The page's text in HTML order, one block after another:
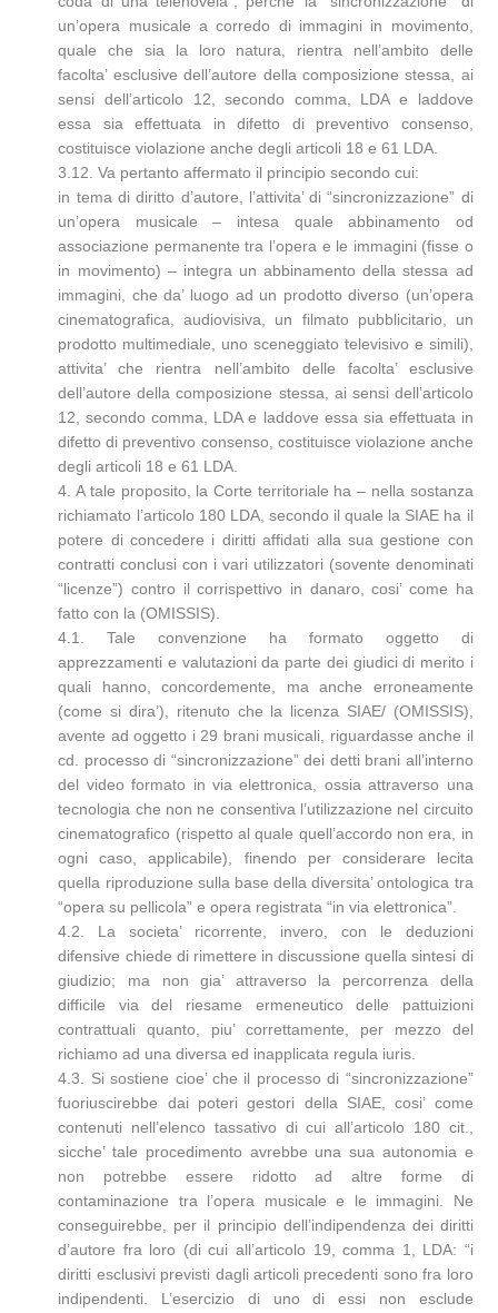
un’opera musicale a corredo di immagini in movimento,
quale che sia la loro natura, rientra nell’ambito delle
facolta’ esclusive dell’autore della composizione stessa, ai
sensi dell’articolo 12, secondo comma, LDA e laddove
essa sia effettuata in difetto di preventivo consenso,
costituisce violazione anche degli articoli 18 e 61 LDA.
3.12. Va pertanto affermato il principio secondo cui:
in tema di diritto d’autore, l’attivita’ di “sincronizzazione” di
un’opera musicale – intesa quale abbinamento od
associazione permanente tra l’opera e le immagini (fisse o
in movimento) – integra un abbinamento della stessa ad
immagini, che da’ luogo ad un prodotto diverso (un’opera
cinematografica, audiovisiva, un filmato pubblicitario, un
prodotto multimediale, uno sceneggiato televisivo e simili),
attivita’ che rientra nell’ambito delle facolta’ esclusive
dell’autore della composizione stessa, ai sensi dell’articolo
12, secondo comma, LDA e laddove essa sia effettuata in
difetto di preventivo consenso, costituisce violazione anche
degli articoli 18 e 61 LDA.
4. A tale proposito, la Corte territoriale ha – nella sostanza
richiamato l’articolo 180 LDA, secondo il quale la SIAE ha il
potere di concedere i diritti affidati alla sua gestione con
contratti conclusi con i vari utilizzatori (sovente denominati
“licenze”) contro il corrispettivo in danaro, cosi’ come ha
fatto con la (OMISSIS).
4.1. Tale convenzione ha formato oggetto di
apprezzamenti e valutazioni da parte dei giudici di merito i
quali hanno, concordemente, ma anche erroneamente
(come si dira’), ritenuto che la licenza SIAE/ (OMISSIS),
avente ad oggetto i 29 brani musicali, riguardasse anche il
cd. processo di “sincronizzazione” dei detti brani all’interno
del video formato in via elettronica, ossia attraverso una
tecnologia che non ne consentiva l’utilizzazione nel circuito
cinematografico (rispetto al quale quell’accordo non era, in
ogni caso, applicabile), finendo per considerare lecita
quella riproduzione sulla base della diversita’ ontologica tra
“opera su pellicola” e opera registrata “in via elettronica”.
4.2. La societa’ ricorrente, invero, con le deduzioni
difensive chiede di rimettere in discussione quella sintesi di
giudizio; ma non gia’ attraverso la percorrenza della
difficile via del riesame ermeneutico delle pattuizioni
contrattuali quanto, piu’ correttamente, per mezzo del
richiamo ad una diversa ed inapplicata regula iuris.
4.3. Si sostiene cioe’ che il processo di “sincronizzazione”
fuoriuscirebbe dai poteri gestori della SIAE, cosi’ come
contenuti nell’elenco tassativo di cui all’articolo 180 cit.,
sicche’ tale procedimento avrebbe una sua autonomia e
non potrebbe essere ridotto ad altre forme di
contaminazione tra l’opera musicale e le immagini. Ne
conseguirebbe, per il principio dell’indipendenza dei diritti
d’autore fra loro (di cui all’articolo 19, comma 1, LDA: “i
diritti esclusivi previsti dagli articoli precedenti sono fra loro
indipendenti. L’esercizio di uno di essi non esclude